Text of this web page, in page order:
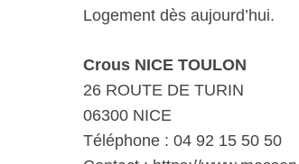
Logement dès aujourd’hui.
Crous NICE TOULON
26 ROUTE DE TURIN
06300 NICE
Téléphone : 04 92 15 50 50